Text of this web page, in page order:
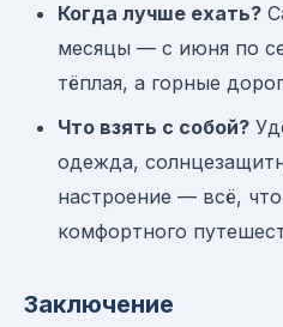
Когда лучше ехать?
месяцы — с июня по
тёплая, а горные
Что взять с собой?
одежда,
настроение — всё,
комфортного
Заключение